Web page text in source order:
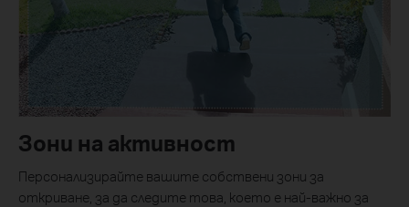
Зони на активност
Персонализирайте вашите собствени зони за
откриване, за да следите това, което е най-важно за